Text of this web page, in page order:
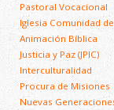
Pastoral Vocacional
Iglesia Comunidad
Animación Bíblica
Justicia y Paz (JPIC)
Interculturalidad
Procura de Misiones
Nuevas